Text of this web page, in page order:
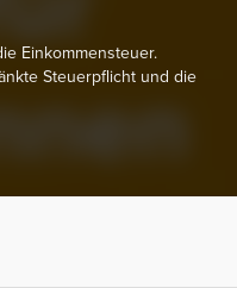
Einkommensteuer.
Steuerpflicht und die